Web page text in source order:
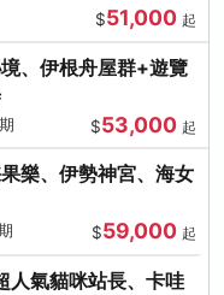
$51,000 起
、伊根舟屋群+遊覽
$53,000 起
樂、伊勢神宮、海女
$59,000 起
人氣貓咪站長、卡哇